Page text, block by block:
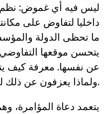
ليس فيه أي غموض:
داخليا لتفاوض على
ما تحظى الدولة
يتحسن موقعها
عن نفسها. معرفة كيف
ولماذا يعزفون عن ذلك ليس بالأمر المعقد.
يتعمد دعاة المؤامرة،